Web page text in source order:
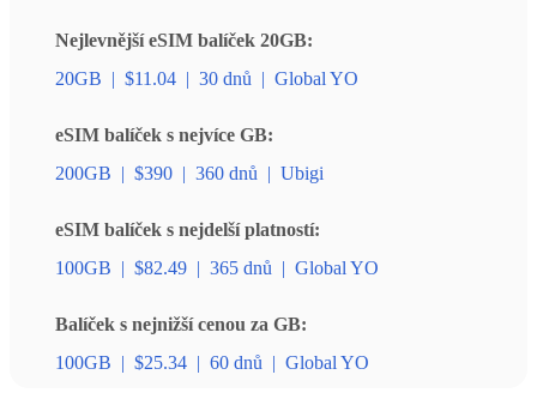
Nejlevnější eSIM balíček 20GB:
20GB | $11.04 | 30 dnů | Global YO
eSIM balíček s nejvíce GB:
200GB | $390 | 360 dnů | Ubigi
eSIM balíček s nejdelší platností:
100GB | $82.49 | 365 dnů | Global YO
Balíček s nejnižší cenou za GB:
100GB | $25.34 | 60 dnů | Global YO